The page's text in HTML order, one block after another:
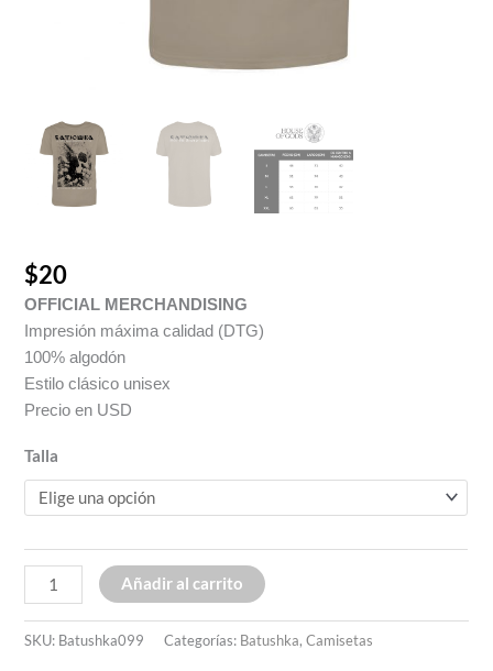
$20
OFFICIAL MERCHANDISING
Impresión máxima calidad (DTG)
100% algodón
Estilo clásico unisex
Precio en USD
Talla
Añadir al carrito
SKU: Batushka099 Categorías: Batushka,Camisetas